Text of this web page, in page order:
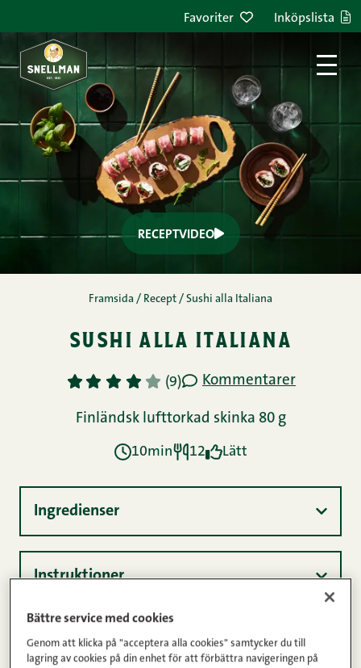
Favoriter Inköpslista
RECEPTVIDEO
Framsida / Recept / Sushi alla Italiana
sushi alla italiana
1 2 3 4 5 (9) Kommentarer
Finländsk lufttorkad skinka 80 g
10min 12 Lätt
Ingredienser
Instruktioner
Näringsinnehåll
Bättre service med cookies
Genom att klicka på "acceptera alla cookies" samtycker du till
lagring av cookies på din enhet för att förbättra navigeringen på